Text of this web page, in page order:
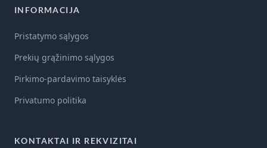
INFORMACIJA
Pristatymo sąlygos
Prekių grąžinimo sąlygos
Pirkimo-pardavimo taisyklės
Privatumo politika
KONTAKTAI IR REKVIZITAI